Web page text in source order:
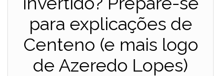
para explicações de
Centeno (e mais logo
de Azeredo Lopes)